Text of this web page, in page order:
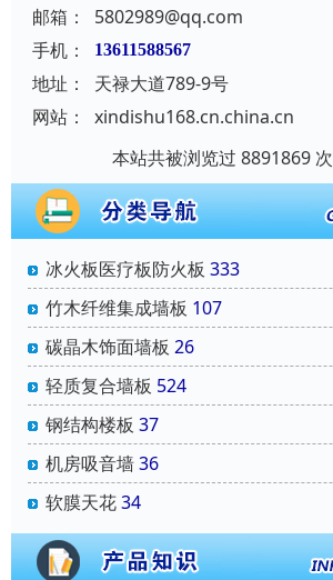
邮箱：
5802989@qq.com
手机：
13611588567
地址：
天禄大道789-9号
网站：
xindishu168.cn.china.cn
本站共被浏览过 8891869 次
冰火板医疗板防火板 333
竹木纤维集成墙板 107
碳晶木饰面墙板 26
轻质复合墙板 524
钢结构楼板 37
机房吸音墙36
软膜天花34